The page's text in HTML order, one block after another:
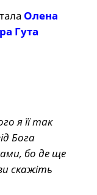
Олена
Гута
я її так
Бога
бо де ще
скажіть